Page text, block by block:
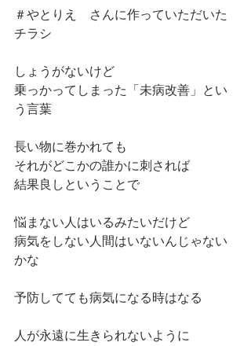
＃やとりえ　さんに作っていただいた
チラシ
しょうがないけど
乗っかってしまった「未病改善」とい
う言葉
長い物に巻かれても
それがどこかの誰かに刺されば
結果良しということで
悩まない人はいるみたいだけど
病気をしない人間はいないんじゃない
かな
予防してても病気になる時はなる
人が永遠に生きられないように